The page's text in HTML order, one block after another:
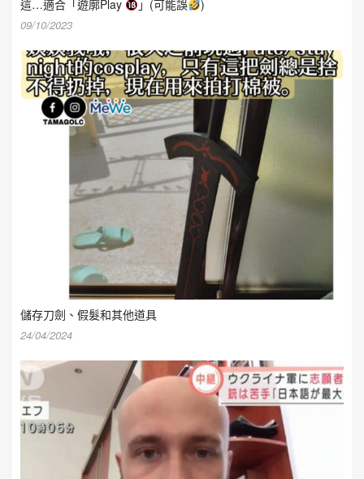
這…適合「遊廓Play 」(可能誤 )
09/10/2023
儲存刀劍、假髮和其他道具
24/04/2024